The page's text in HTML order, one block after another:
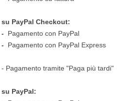
su PayPal Checkout:
- Pagamento con PayPal
- Pagamento con PayPal Express
- Pagamento tramite "Paga più tardi"
su PayPal: